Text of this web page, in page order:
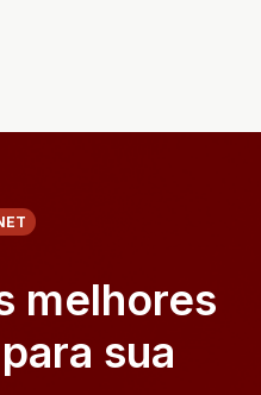
melhores
sua